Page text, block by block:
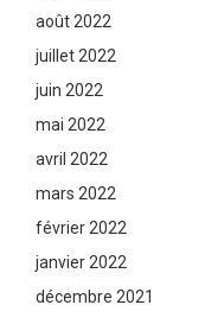
août 2022
juillet 2022
juin 2022
mai 2022
avril 2022
mars 2022
février 2022
janvier 2022
décembre 2021